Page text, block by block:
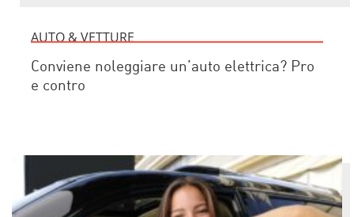
AUTO & VETTURE
Conviene noleggiare un’auto elettrica? Pro
e contro